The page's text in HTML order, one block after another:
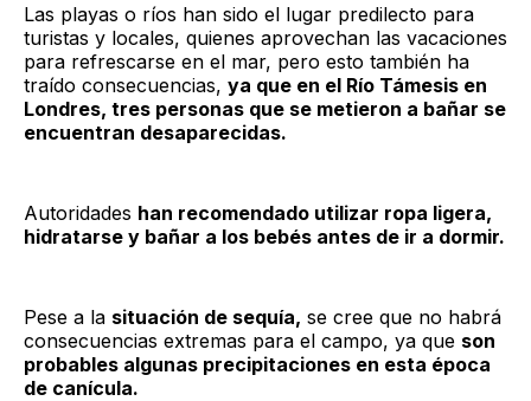
Las playas o ríos han sido el lugar predilecto para
turistas y locales, quienes aprovechan las vacaciones
para refrescarse en el mar, pero esto también ha
traído consecuencias, ya que en el Río Támesis en
Londres, tres personas que se metieron a bañar se
encuentran desaparecidas.
Autoridades han recomendado utilizar ropa ligera,
hidratarse y bañar a los bebés antes de ir a dormir.
Pese a la situación de sequía, se cree que no habrá
consecuencias extremas para el campo, ya que son
probables algunas precipitaciones en esta época
de canícula.